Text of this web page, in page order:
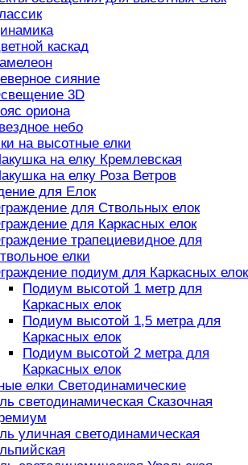
каскад
сияние
3D
ориона
небо
на высотные елки
на елку Кремлевская
на елку Роза Ветров
для Елок
для Ствольных елок
для Каркасных елок
трапециевидное для
елки
подиум для Каркасных елок
Подиум высотой 1 метр для
Каркасных елок
Подиум высотой 1,5 метра для
Каркасных елок
Подиум высотой 2 метра для
Каркасных елок
елки Светодинамические
светодинамическая Сказочная
уличная светодинамическая